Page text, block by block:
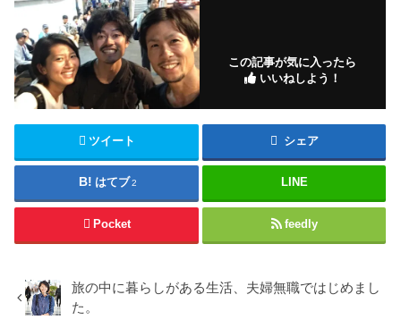
この記事が気に入ったら
いいねしよう！
ツイート シェア
はてブ2 LINE
Pocket feedly
旅の中に暮らしがある生活、夫婦無職ではじめまし
た。